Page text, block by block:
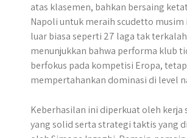
atas klasemen, bahkan bersaing
Napoli untuk meraih scudetto musim
luar biasa seperti 27 laga tak
menunjukkan bahwa performa klub
berfokus pada kompetisi Eropa,
mempertahankan dominasi di level
Keberhasilan ini diperkuat oleh kerja
yang solid serta strategi taktis yang